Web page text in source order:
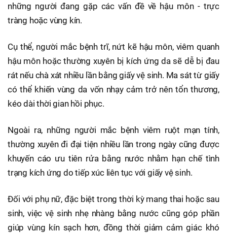
những người đang gặp các vấn đề về hậu môn - trực
tràng hoặc vùng kín.
Cụ thể, người mắc bệnh trĩ, nứt kẽ hậu môn, viêm quanh
hậu môn hoặc thường xuyên bị kích ứng da sẽ dễ bị đau
rát nếu chà xát nhiều lần bằng giấy vệ sinh. Ma sát từ giấy
có thể khiến vùng da vốn nhạy cảm trở nên tổn thương,
kéo dài thời gian hồi phục.
Ngoài ra, những người mắc bệnh viêm ruột mạn tính,
thường xuyên đi đại tiện nhiều lần trong ngày cũng được
khuyến cáo ưu tiên rửa bằng nước nhằm hạn chế tình
trạng kích ứng do tiếp xúc liên tục với giấy vệ sinh.
Đối với phụ nữ, đặc biệt trong thời kỳ mang thai hoặc sau
sinh, việc vệ sinh nhẹ nhàng bằng nước cũng góp phần
giúp vùng kín sạch hơn, đồng thời giảm cảm giác khó